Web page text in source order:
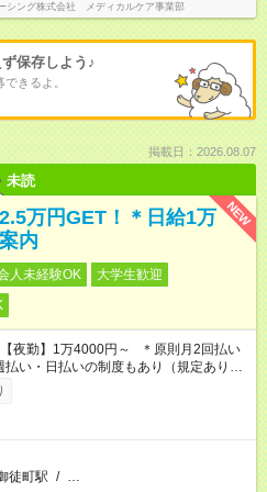
シング株式会社 メディカルケア事業部
保存しよう♪
きるよ。
掲載日：2026.08.07
未読
NEW
万円GET！＊日給1万
内
人未経験OK
大学生歓迎
【夜勤】1万4000円～ ＊原則月2回払い
払い・日払いの制度もあり（規定あり）
徒町駅 / …